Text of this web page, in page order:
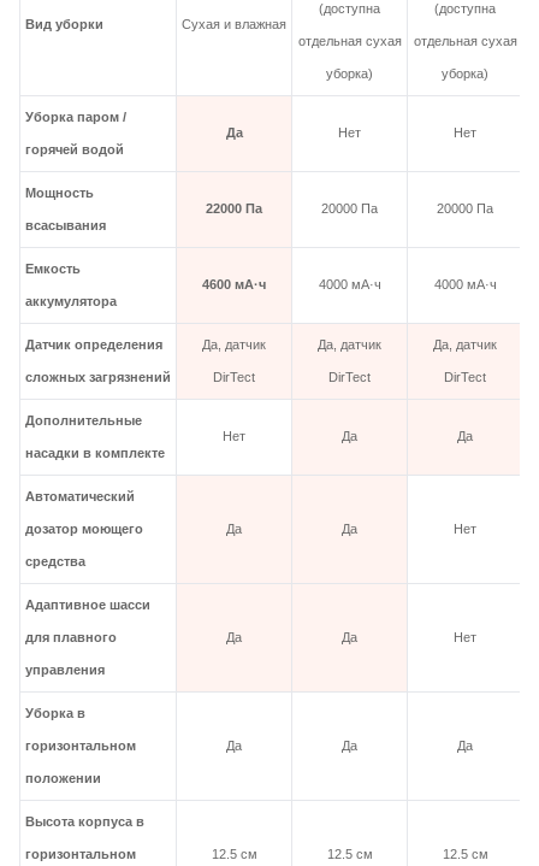
Вид уборки Сухая и влажная
(доступна
отдельная сухая
уборка)
(доступна
отдельная сухая
уборка)
Уборка паром /
горячей водой
Да Нет Нет
Мощность
всасывания
22000 Па 20000 Па 20000 Па
Емкость
аккумулятора
4600 мА·ч 4000 мА·ч 4000 мА·ч
Датчик определения
сложных загрязнений
Да, датчик
DirTect
Да, датчик
DirTect
Да, датчик
DirTect
Дополнительные
насадки в комплекте
Нет Да Да
Автоматический
дозатор моющего
средства
Да Да Нет
Адаптивное шасси
для плавного
управления
Да Да Нет
Уборка в
горизонтальном
положении
Да Да Да
Высота корпуса в
горизонтальном 12.5 см 12.5 см 12.5 см